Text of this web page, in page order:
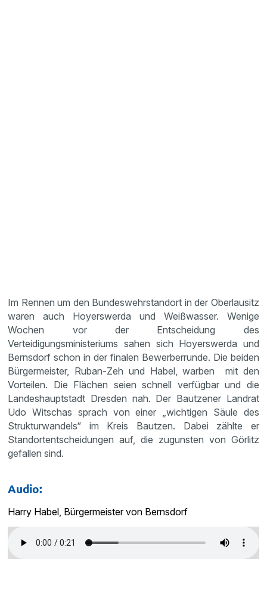
Im Rennen um den Bundeswehrstandort in der Oberlausitz
waren auch Hoyerswerda und Weißwasser. Wenige
Wochen vor der Entscheidung des
Verteidigungsministeriums sahen sich Hoyerswerda und
Bernsdorf schon in der finalen Bewerberrunde. Die beiden
Bürgermeister, Ruban-Zeh und Habel, warben mit den
Vorteilen. Die Flächen seien schnell verfügbar und die
Landeshauptstadt Dresden nah. Der Bautzener Landrat
Udo Witschas sprach von einer „wichtigen Säule des
Strukturwandels“ im Kreis Bautzen. Dabei zählte er
Standortentscheidungen auf, die zugunsten von Görlitz
gefallen sind.
Audio:
Harry Habel, Bürgermeister von Bernsdorf